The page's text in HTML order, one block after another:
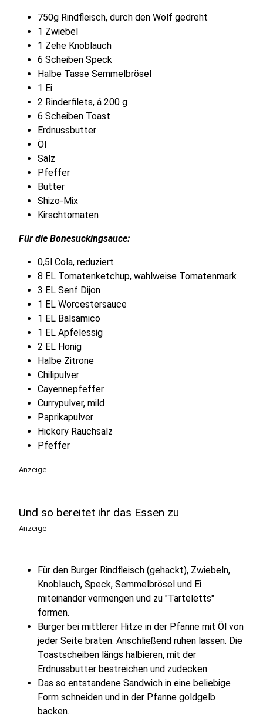
750g Rindfleisch, durch den Wolf gedreht
1 Zwiebel
1 Zehe Knoblauch
6 Scheiben Speck
Halbe Tasse Semmelbrösel
1 Ei
2 Rinderfilets, á 200 g
6 Scheiben Toast
Erdnussbutter
Öl
Salz
Pfeffer
Butter
Shizo-Mix
Kirschtomaten
Für die Bonesuckingsauce:
0,5l Cola, reduziert
8 EL Tomatenketchup, wahlweise Tomatenmark
3 EL Senf Dijon
1 EL Worcestersauce
1 EL Balsamico
1 EL Apfelessig
2 EL Honig
Halbe Zitrone
Chilipulver
Cayennepfeffer
Currypulver, mild
Paprikapulver
Hickory Rauchsalz
Pfeffer
Anzeige
Und so bereitet ihr das Essen zu
Anzeige
Für den Burger Rindfleisch (gehackt), Zwiebeln,
Knoblauch, Speck, Semmelbrösel und Ei
miteinander vermengen und zu "Tarteletts"
formen.
Burger bei mittlerer Hitze in der Pfanne mit Öl von
jeder Seite braten. Anschließend ruhen lassen. Die
Toastscheiben längs halbieren, mit der
Erdnussbutter bestreichen und zudecken.
Das so entstandene Sandwich in eine beliebige
Form schneiden und in der Pfanne goldgelb
backen.